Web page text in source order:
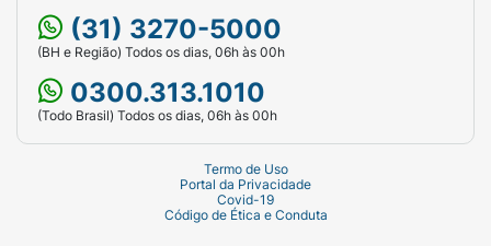
(31) 3270-5000
(BH e Região) Todos os dias, 06h às 00h
0300.313.1010
(Todo Brasil) Todos os dias, 06h às 00h
Termo de Uso
Portal da Privacidade
Covid-19
Código de Ética e Conduta